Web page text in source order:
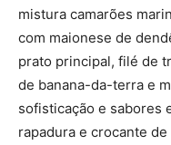
mistura camarões
com maionese de
prato principal, filé de
de banana-da-terra e
sofisticação e sabores
rapadura e crocante